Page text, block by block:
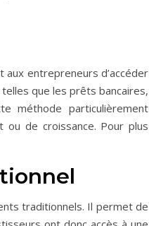
aux entrepreneurs d’accéder
que les prêts bancaires,
méthode particulièrement
de croissance. Pour plus
traditionnels. Il permet de